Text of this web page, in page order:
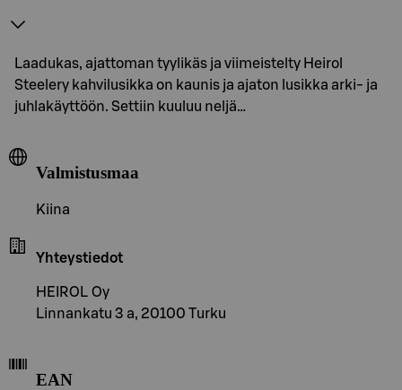
Laadukas, ajattoman tyylikäs ja viimeistelty Heirol
Steelery kahvilusikka on kaunis ja ajaton lusikka arki- ja
juhlakäyttöön. Settiin kuuluu neljä…
Valmistusmaa
Kiina
Yhteystiedot
HEIROL Oy
Linnankatu 3 a, 20100 Turku
EAN